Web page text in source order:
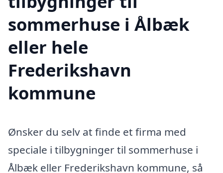
sommerhuse i Ålbæk
eller hele
Frederikshavn
kommune
Ønsker du selv at finde et firma med
speciale i tilbygninger til sommerhuse i
Ålbæk eller Frederikshavn kommune, så